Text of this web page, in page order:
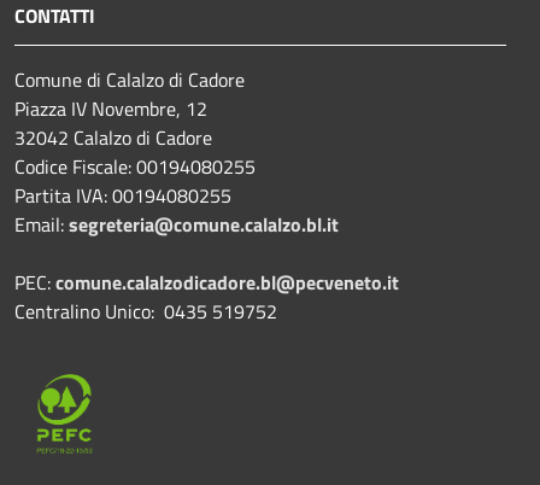
CONTATTI
Comune di Calalzo di Cadore
Piazza IV Novembre, 12
32042 Calalzo di Cadore
Codice Fiscale: 00194080255
Partita IVA: 00194080255
Email:segreteria@comune.calalzo.bl.it
PEC:comune.calalzodicadore.bl@pecveneto.it
Centralino Unico: 0435 519752